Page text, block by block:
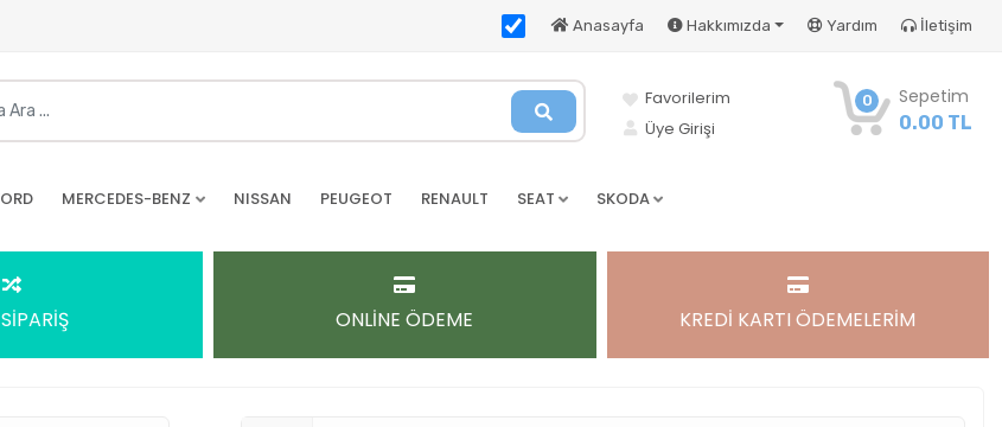
Anasayfa Hakkımızda Yardım İletişim
0 Sepetim
0.00 TL
Favorilerim
Üye Girişi
MERCEDES-BENZ NISSAN PEUGEOT RENAULT SEAT SKODA
ONLİNE ÖDEME KREDİ KARTI ÖDEMELERİM